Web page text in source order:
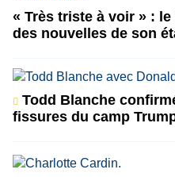
« Très triste à voir » :
des nouvelles de son
Todd Blanche
fissures du camp